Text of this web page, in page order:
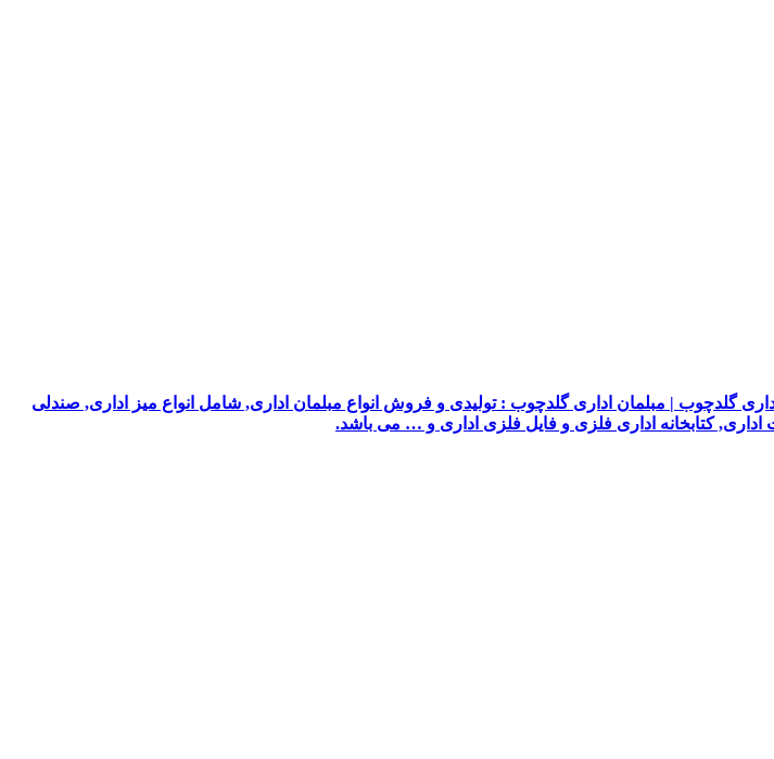
گلدچوب | مبلمان اداری گلدچوب : تولیدی و فروش انواع مبلمان اداری, شامل انواع میز اداری, صندلی
اداری, کتابخانه اداری فلزی و فایل فلزی اداری و … می باشد.